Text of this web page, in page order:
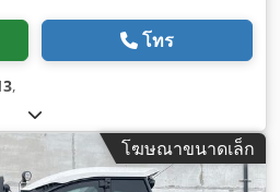
โทร
,
โฆษณาขนาดเล็ก